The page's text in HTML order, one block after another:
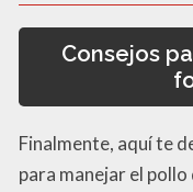
Consejos
Finalmente, aquí te
para manejar el